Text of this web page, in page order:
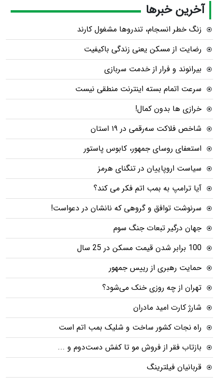
آخرین خبرها
زنگ خطر انسجام، تندروها مشغول کارند
رضایت از مسکن یعنی زندگی باکیفیت
بیرانوند و فرار از خدمت سربازی
سرعت اتمام بسته‌ اینترنت منطقی نیست
خرازی ها بدون کمال!
شاخص فلاکت سه‌رقمی در ۱۹ استان
استعفای روسای جمهور، کابوس پاستور
سیاست اروپاییان در تنگنای هرمز
آیا ترامپ به بمب اتم فکر می کند؟
سرنوشت توافق و گروهی که نانشان در دعواست!
جهان درگیر تبعات جنگ سوم
100 برابر شدن قیمت مسکن در 25 سال
حمایت رهبری از رییس جمهور
تهران از چه روزی خنک می‌شود؟
شارژ کارت امید مادران
راه نجات کشور ساخت و شلیک بمب اتم است
بازتاب فقر از فروش مو تا کفش دست‌دوم و ...
قربانیان فیلترینگ